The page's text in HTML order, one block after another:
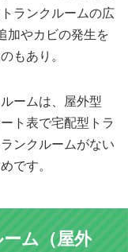
ランクルームの広
加やカビの発生を
もあり。
ームは、屋外型
ト表で宅配型トラ
ンクルームがない
です。
ム（屋外